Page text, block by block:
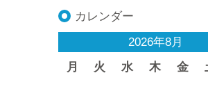
カレンダー
2026年8月
月
火 水 木 金